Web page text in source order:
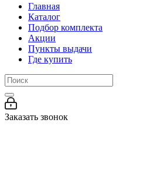
Главная
Каталог
Подбор комплекта
Акции
Пункты выдачи
Где купить
Заказать звонок